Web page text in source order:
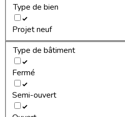
Type de bien
Projet neuf
Type de bâtiment
Fermé
Semi-ouvert